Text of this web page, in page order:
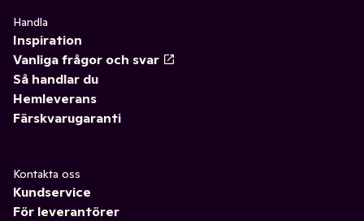
Handla
Inspiration
Vanliga frågor och svar
Så handlar du
Hemleverans
Färskvarugaranti
Kontakta oss
Kundservice
För leverantörer